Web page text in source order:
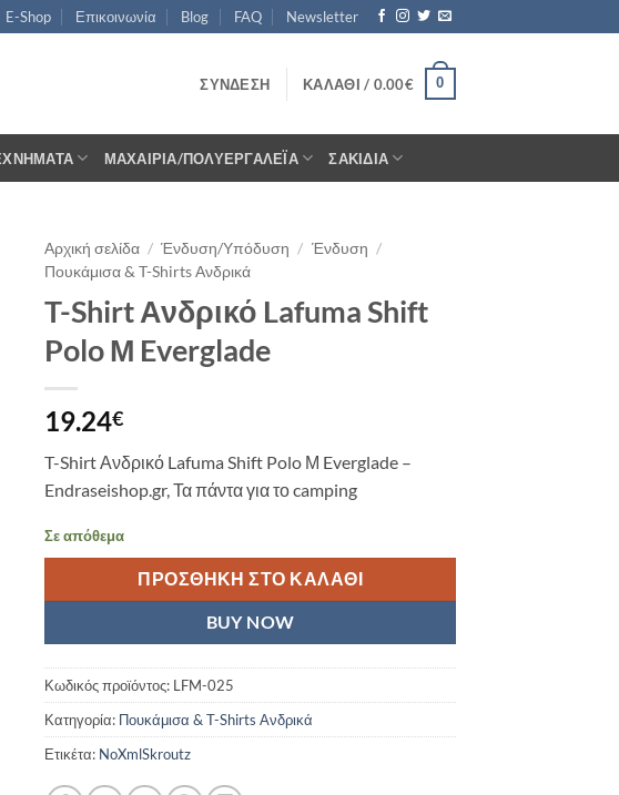
E-Shop Επικοινωνία Blog FAQ Newsletter
ΣΎΝΔΕΣΗ ΚΑΛΆΘΙ / 0.00€ 0
ΜΑΧΑΊΡΙΑ/ΠΟΛΥΕΡΓΑΛΈΙΑ ΣΑΚΊΔΙΑ
Αρχική σελίδα / Ένδυση/Υπόδυση / Ένδυση /
Πουκάμισα & T-Shirts Ανδρικά
T-Shirt Ανδρικό Lafuma Shift
Polo Μ Everglade
19.24€
T-Shirt Ανδρικό Lafuma Shift Polo Μ Everglade –
Endraseishop.gr, Τα πάντα για το camping
Σε απόθεμα
ΠΡΟΣΘΉΚΗ ΣΤΟ ΚΑΛΆΘΙ
BUY NOW
Κωδικός προϊόντος: LFM-025
Κατηγορία: Πουκάμισα & T-Shirts Ανδρικά
Ετικέτα: NoXmlSkroutz